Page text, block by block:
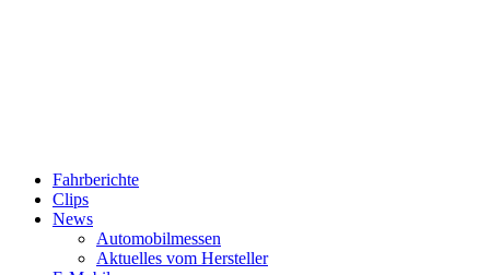
Fahrberichte
Clips
News
Automobilmessen
Aktuelles vom Hersteller